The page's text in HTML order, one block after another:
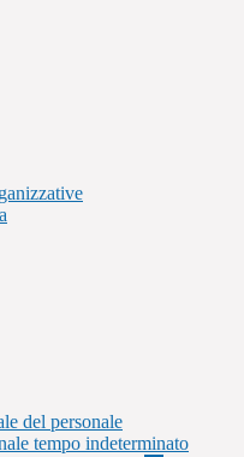
del personale
tempo indeterminato